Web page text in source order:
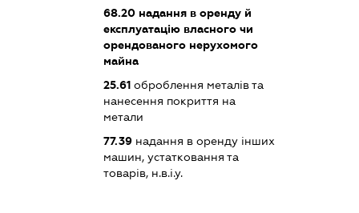
68.20надання в оренду й
експлуатацію власного чи
орендованого нерухомого
майна
25.61оброблення металів та
нанесення покриття на
метали
77.39надання в оренду інших
машин, устатковання та
товарів, н.в.і.у.